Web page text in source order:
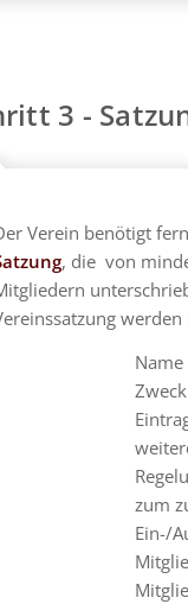
3 -
Verein benötigt
, die von
zum
Ein-/